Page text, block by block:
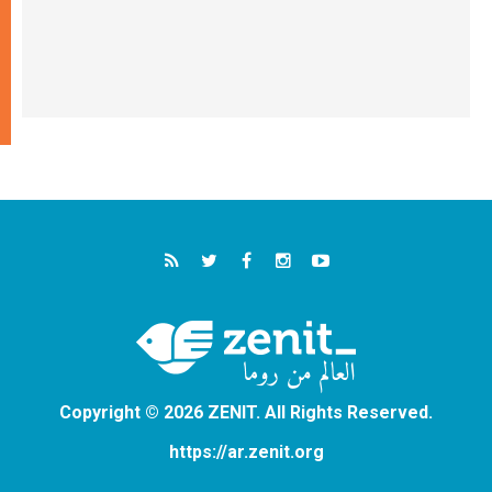
Copyright © 2026 ZENIT. All Rights Reserved.
https://ar.zenit.org